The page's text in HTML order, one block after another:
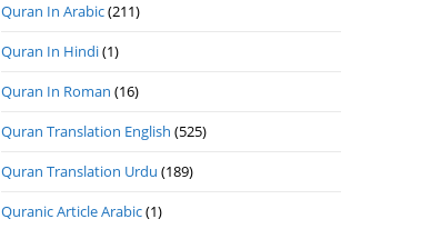
Quran In Arabic(211)
Quran In Hindi(1)
Quran In Roman (16)
Quran Translation English (525)
Quran Translation Urdu (189)
Quranic Article Arabic(1)